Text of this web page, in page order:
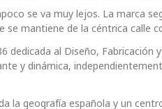
se va muy lejos. La marca
mantiene de la céntrica calle
dedicada al Diseño, Fabricación
y dinámica,
la geografía española y un